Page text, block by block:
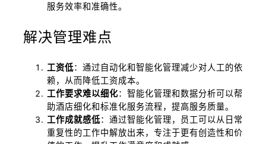
服务效率和准确性。
解决管理难点
工资低：通过自动化和智能化管理减少对人工的依
赖，从而降低工资成本。
工作要求难以细化：智能化管理和数据分析可以帮
助酒店细化和标准化服务流程，提高服务质量。
工作成就感低：通过智能化管理，员工可以从日常
重复性的工作中解放出来，专注于更有创造性和价